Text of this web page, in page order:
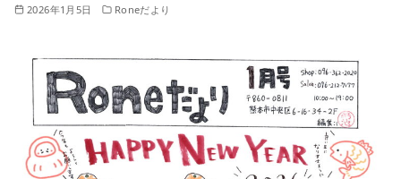
2026年1月5日 Roneだより